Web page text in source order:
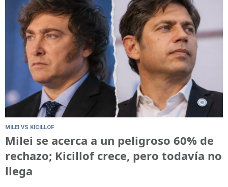
MILEI VS KICILLOF
Milei se acerca a un peligroso 60% de
rechazo; Kicillof crece, pero todavía no
llega